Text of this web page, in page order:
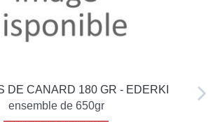
DE CANARD 180 GR - EDERKI
ensemble de 650gr